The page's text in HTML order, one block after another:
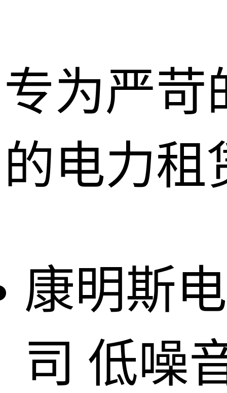
专为严苛
的电力租
康明斯
司 低噪